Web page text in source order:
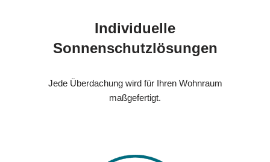
Individuelle
Sonnenschutzlösungen
Jede Überdachung wird für Ihren Wohnraum
maßgefertigt.